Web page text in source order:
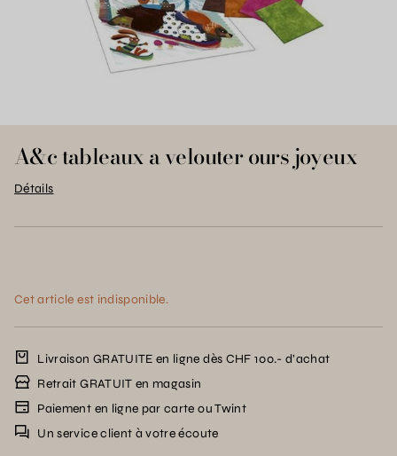
A&c tableaux a velouter ours joyeux
Détails
Cet article est indisponible.
Livraison GRATUITE en ligne dès CHF 100.- d’achat
Retrait GRATUIT en magasin
Paiement en ligne par carte ou Twint
Un service client à votre écoute